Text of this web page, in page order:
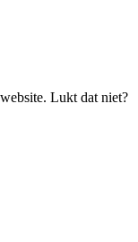
Lukt dat niet?